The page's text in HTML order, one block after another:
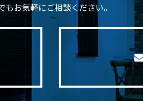
もお気軽にご相談ください。